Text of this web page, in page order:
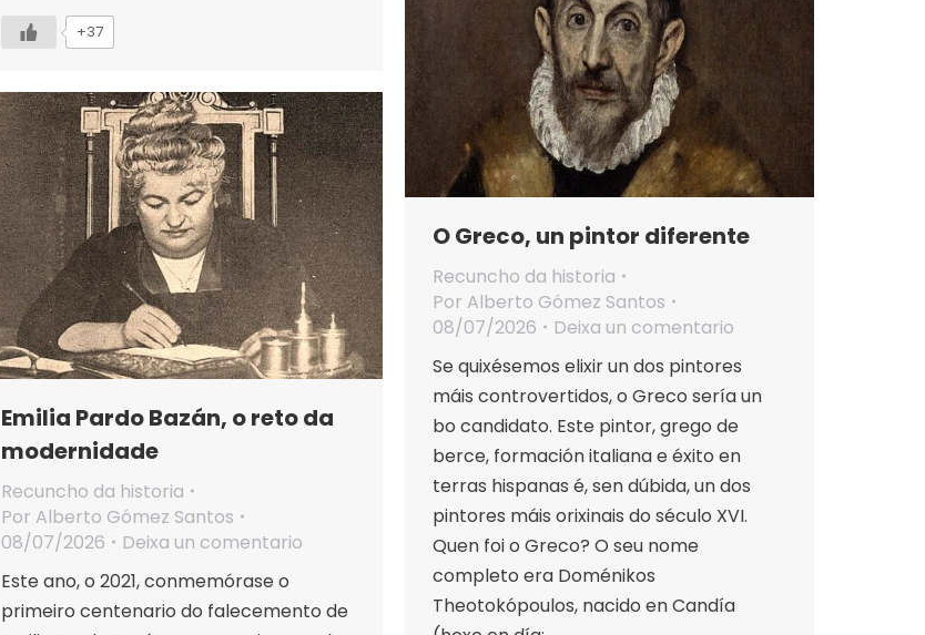
+37
O Greco, un pintor diferente
Recuncho da historia
Por Alberto Gómez Santos
08/07/2026
Deixa un comentario
Se quixésemos elixir un dos pintores
máis controvertidos, o Greco sería un
bo candidato. Este pintor, grego de
berce, formación italiana e éxito en
terras hispanas é, sen dúbida, un dos
pintores máis orixinais do século XVI.
Quen foi o Greco? O seu nome
completo era Doménikos
Theotokópoulos, nacido en Candía
Emilia Pardo Bazán, o reto da
modernidade
Recuncho da historia
Por Alberto Gómez Santos
08/07/2026
Deixa un comentario
Este ano, o 2021, conmemórase o
primeiro centenario do falecemento de